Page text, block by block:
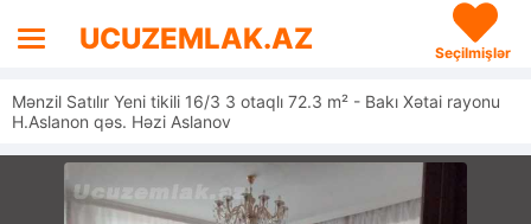
UCUZEMLAK.AZ Seçilmişlər
Mənzil Satılır Yeni tikili 16/3 3 otaqlı 72.3 m² - Bakı Xətai rayonu
H.Aslanon qəs. Həzi Aslanov